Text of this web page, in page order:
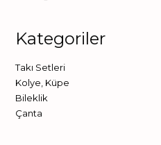
Kategoriler
Takı Setleri
Kolye Küpe
Bileklik
Çanta